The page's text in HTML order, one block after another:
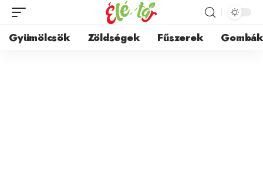
Gyümölcsök Zöldségek Fűszerek Gombák